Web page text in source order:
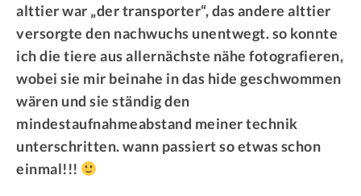
alttier war „der transporter“, das andere alttier
versorgte den nachwuchs unentwegt. so konnte
ich die tiere aus allernächste nähe fotografieren,
wobei sie mir beinahe in das hide geschwommen
wären und sie ständig den
mindestaufnahmeabstand meiner technik
unterschritten. wann passiert so etwas schon
einmal!!!